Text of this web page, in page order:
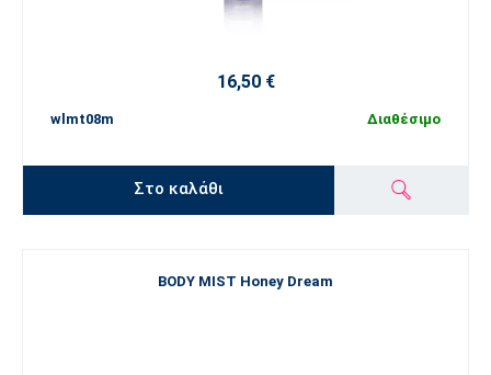
16,50 €
wlmt08m Διαθέσιμο
Στο καλάθι
BODY MIST Honey Dream